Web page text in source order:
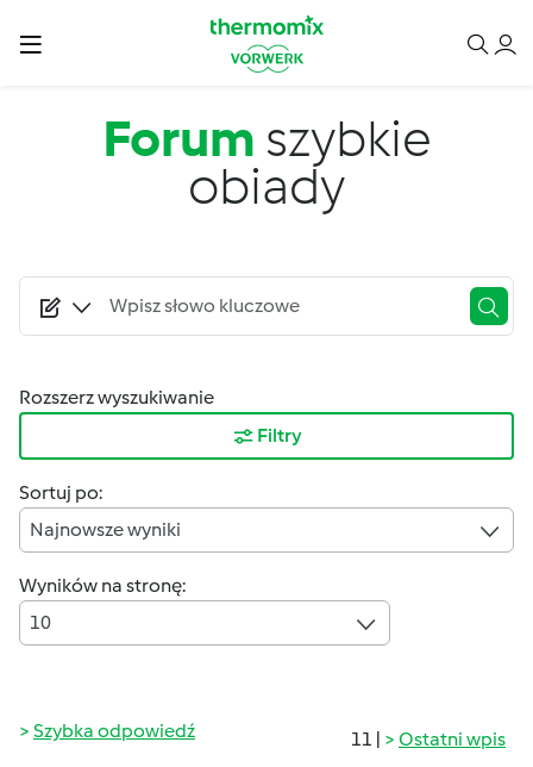
Forum szybkie
obiady
Rozszerz wyszukiwanie
Filtry
Sortuj po:
Najnowsze wyniki
Wyników na stronę:
10
11 | Ostatni wpis
Szybka odpowiedź